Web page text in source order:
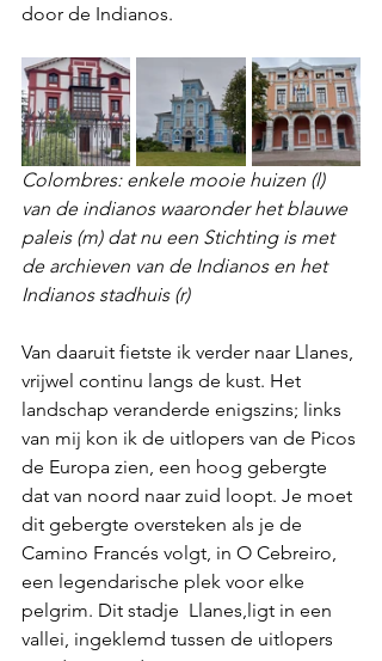
door de Indianos.
Colombres: enkele mooie huizen (l)
van de indianos waaronder het blauwe
paleis (m) dat nu een Stichting is met
de archieven van de Indianos en het
Indianos stadhuis (r)
Van daaruit fietste ik verder naar Llanes,
vrijwel continu langs de kust. Het
landschap veranderde enigszins; links
van mij kon ik de uitlopers van de Picos
de Europa zien, een hoog gebergte
dat van noord naar zuid loopt. Je moet
dit gebergte oversteken als je de
Camino Francés volgt, in O Cebreiro,
een legendarische plek voor elke
pelgrim. Dit stadje  Llanes,ligt in een
vallei, ingeklemd tussen de uitlopers